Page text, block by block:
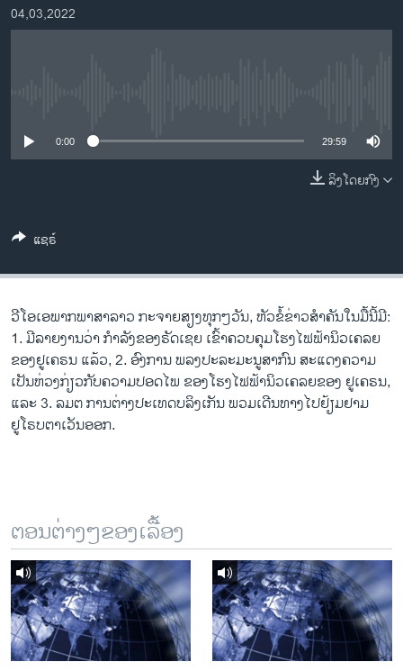
ຊີວິດຊາວລາວ
ພາສາອັງກິດ
ລາຍການກະຈາຍສຽງ
ລາຍງານ
ພາສາຕ່າງໆ
04,03,2022
0:00 29:59
ລິງໂດຍກົງ
ແຊຣ໌
ວີ​ໂອ​ເອພາກ​ພາສາ​ລາວ​ ກະຈາຍສຽງ​ທຸກໆ​ວັນ, ຫັວຂໍ້ຂ່າວສໍາຄັນໃນມື້ນີ້ມີ:
1. ມີລາຍງານວ່າ ກຳລັງຂອງຣັດເຊຍ ເຂົ້າຄວບຄຸມໂຮງໄຟຟ້ານິວເຄລຍ
ຂອງຢູເຄຣນ ແລ້ວ, 2. ອົງການ ພລງປະລະມະນູສາກົນ ສະແດງຄວາມ
ເປັນຫ່ວງກ່ຽວກັບຄວາມປອດໄພ ຂອງໂຮງໄຟຟ້ານິວເຄລຍຂອງ ຢູເຄຣນ,
ແລະ 3. ລມຕ ການຕ່າງປະເທດບລິງເກັນ ພວມເດີນທາງໄປຢ້ຽມຢາມ
ຢູໂຣບຕາເວັນອອກ.
ຕອນຕ່າງໆຂອງເລື້ອງ